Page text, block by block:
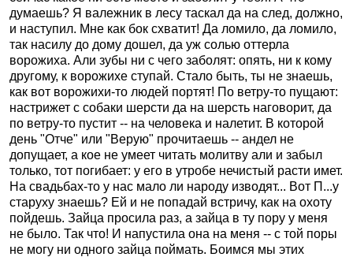
думаешь? Я валежник в лесу таскал да на след, должно,
и наступил. Мне как бок схватит! Да ломило, да ломило,
так насилу до дому дошел, да уж солью оттерла
ворожиха. Али зубы ни с чего заболят: опять, ни к кому
другому, к ворожихе ступай. Стало быть, ты не знаешь,
как вот ворожихи-то людей портят! По ветру-то пущают:
настрижет с собаки шерсти да на шерсть наговорит, да
по ветру-то пустит -- на человека и налетит. В которой
день "Отче" или "Верую" прочитаешь -- андел не
допущает, а кое не умеет читать молитву али и забыл
только, тот погибает: у его в утробе нечистый расти имет.
На свадьбах-то у нас мало ли народу изводят... Вот П...у
старуху знаешь? Ей и не попадай встричу, как на охоту
пойдешь. Зайца просила раз, а зайца в ту пору у меня
не было. Так что! И напустила она на меня -- с той поры
не могу ни одного зайца поймать. Боимся мы этих